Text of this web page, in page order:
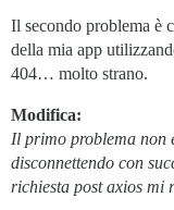
Il secondo problema è
della mia app
404… molto strano.
Modifica:
Il primo problema non
disconnettendo con
richiesta post axios mi